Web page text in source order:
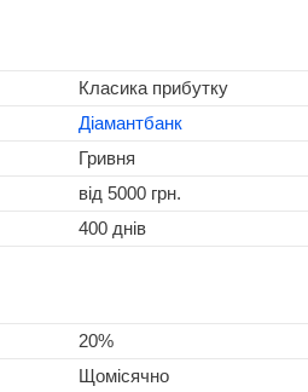
Класика прибутку
Діамантбанк
Гривня
від 5000 грн.
400 днів
20%
Щомісячно